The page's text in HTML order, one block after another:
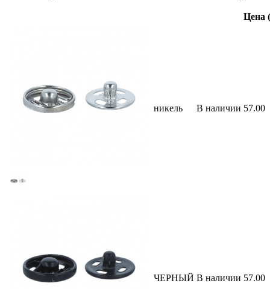
Цена
никель В наличии 57.00
ЧЕРНЫЙ В наличии 57.00